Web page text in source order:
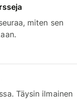
miten sen
Täysin ilmainen